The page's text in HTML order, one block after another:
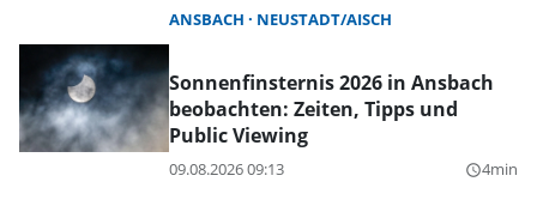
ANSBACH NEUSTADT/AISCH
Sonnenfinsternis 2026 in Ansbach
beobachten: Zeiten, Tipps und
Public Viewing
09.08.2026 09:13 query_builder4min